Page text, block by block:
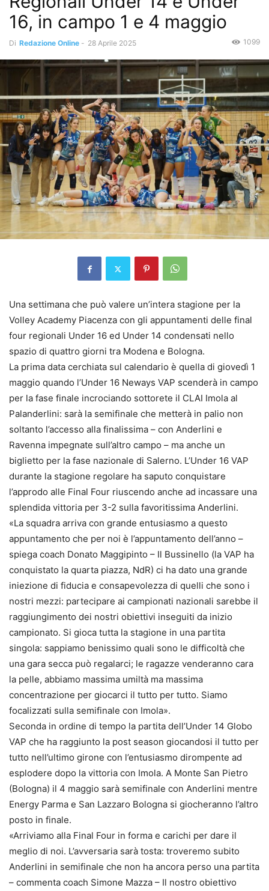
16, in campo 1 e 4 maggio
Di Redazione Online - 28 Aprile 2025 1099
Una settimana che può valere un’intera stagione per la
Volley Academy Piacenza con gli appuntamenti delle final
four regionali Under 16 ed Under 14 condensati nello
spazio di quattro giorni tra Modena e Bologna.
La prima data cerchiata sul calendario è quella di giovedì 1
maggio quando l’Under 16 Neways VAP scenderà in campo
per la fase finale incrociando sottorete il CLAI Imola al
Palanderlini: sarà la semifinale che metterà in palio non
soltanto l’accesso alla finalissima – con Anderlini e
Ravenna impegnate sull’altro campo – ma anche un
biglietto per la fase nazionale di Salerno. L’Under 16 VAP
durante la stagione regolare ha saputo conquistare
l’approdo alle Final Four riuscendo anche ad incassare una
splendida vittoria per 3-2 sulla favoritissima Anderlini.
«La squadra arriva con grande entusiasmo a questo
appuntamento che per noi è l’appuntamento dell’anno –
spiega coach Donato Maggipinto – Il Bussinello (la VAP ha
conquistato la quarta piazza, NdR) ci ha dato una grande
iniezione di fiducia e consapevolezza di quelli che sono i
nostri mezzi: partecipare ai campionati nazionali sarebbe il
raggiungimento dei nostri obiettivi inseguiti da inizio
campionato. Si gioca tutta la stagione in una partita
singola: sappiamo benissimo quali sono le difficoltà che
una gara secca può regalarci; le ragazze venderanno cara
la pelle, abbiamo massima umiltà ma massima
concentrazione per giocarci il tutto per tutto. Siamo
focalizzati sulla semifinale con Imola».
Seconda in ordine di tempo la partita dell’Under 14 Globo
VAP che ha raggiunto la post season giocandosi il tutto per
tutto nell’ultimo girone con l’entusiasmo dirompente ad
esplodere dopo la vittoria con Imola. A Monte San Pietro
(Bologna) il 4 maggio sarà semifinale con Anderlini mentre
Energy Parma e San Lazzaro Bologna si giocheranno l’altro
posto in finale.
«Arriviamo alla Final Four in forma e carichi per dare il
meglio di noi. L’avversaria sarà tosta: troveremo subito
Anderlini in semifinale che non ha ancora perso una partita
– commenta coach Simone Mazza – Il nostro obiettivo